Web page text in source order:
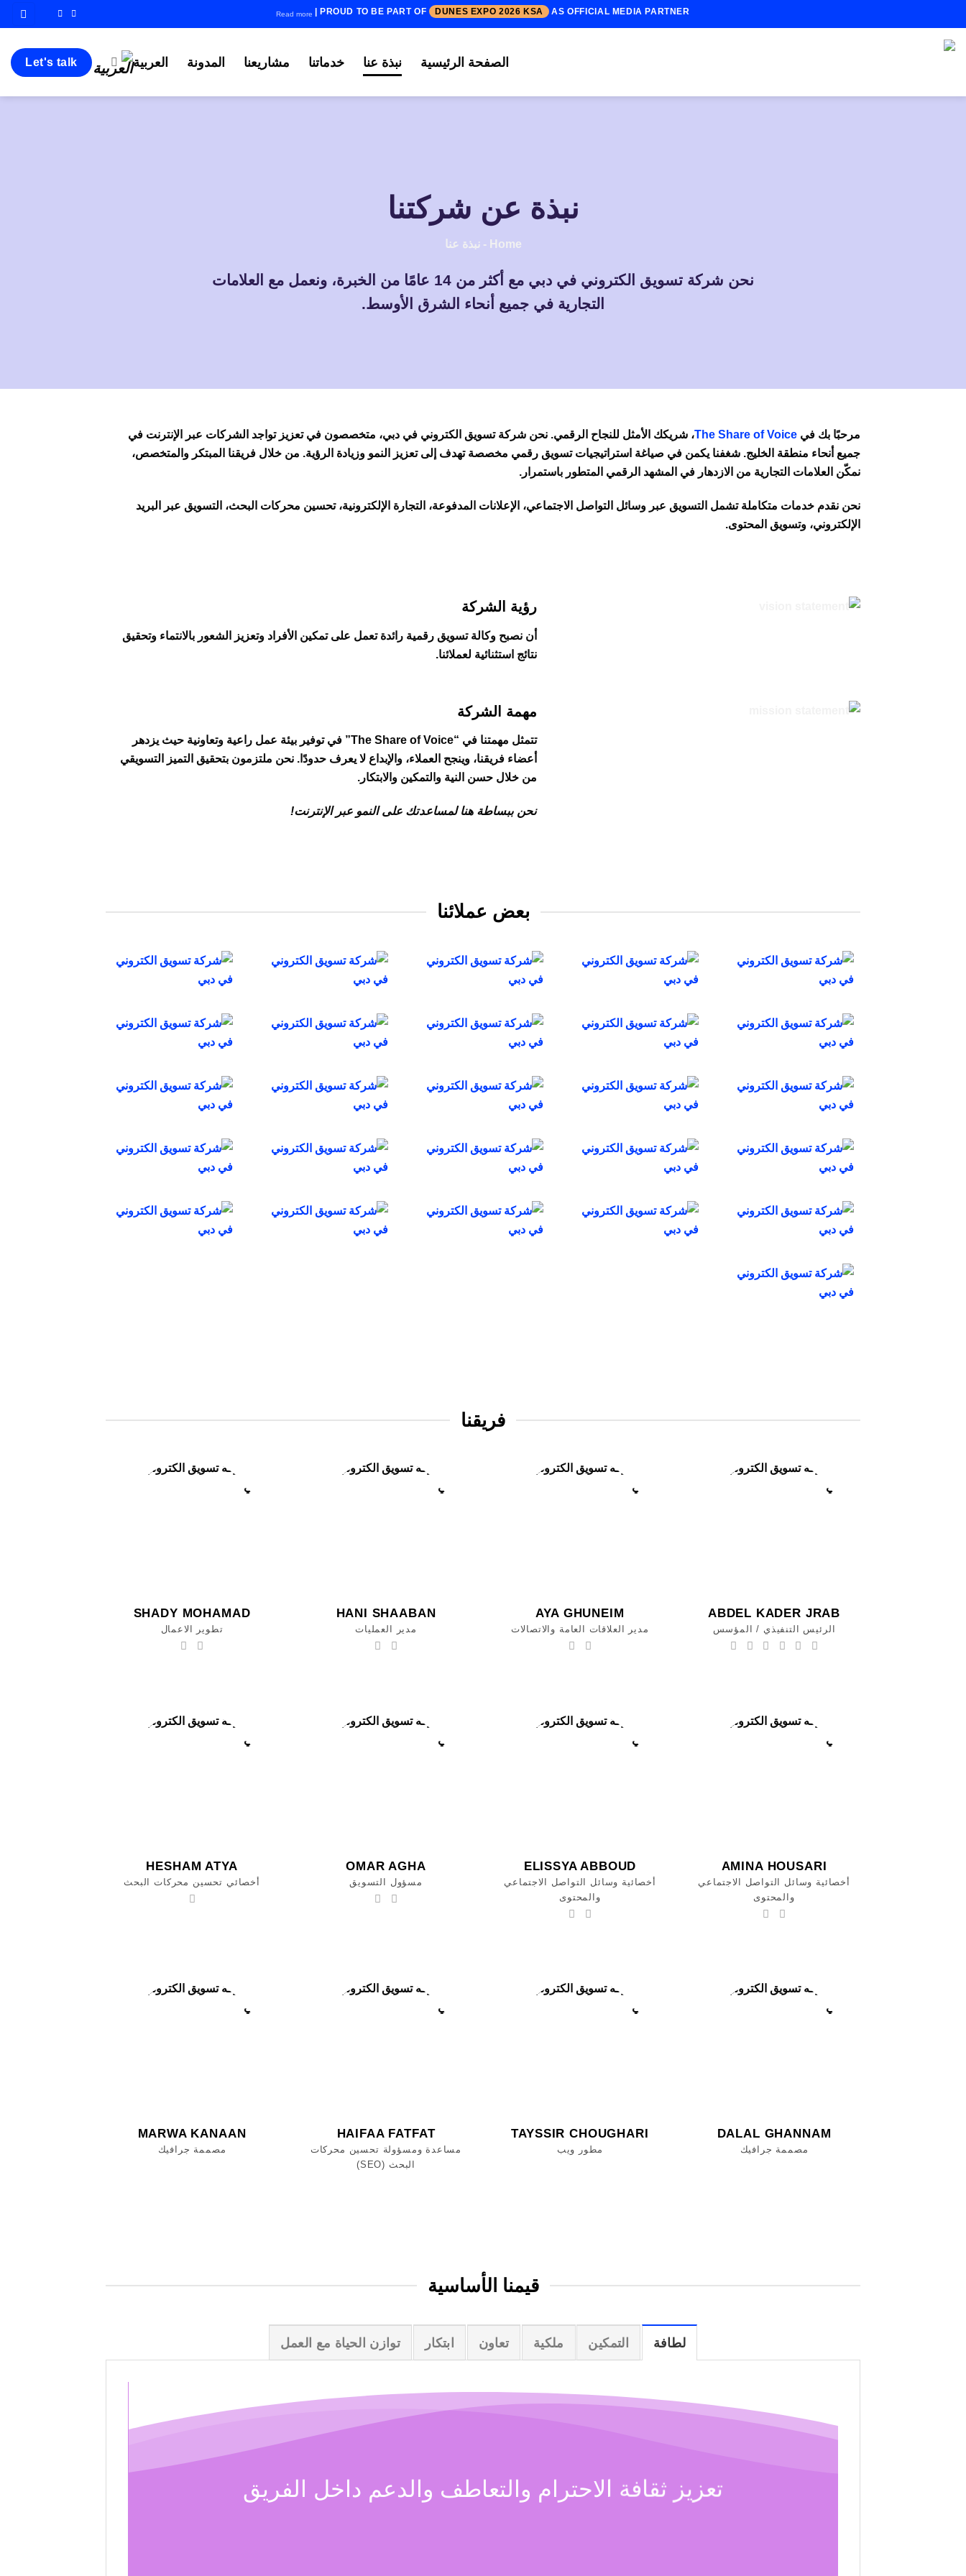
للمحتوى
PROUD TO BE PART OF DUNES EXPO 2026 KSA AS OFFICIAL MEDIA PARTNER
Read more
الصفحة الرئيسية نبذة عنا خدماتنا مشاريعنا المدونة العربية Let's talk
نبذة عن شركتنا
Home
- نبذة عنا
نحن شركة تسويق الكتروني في دبي
مع أكثر من 14 عامًا من الخبرة، ونعمل مع العلامات
التجارية في جميع أنحاء الشرق الأوسط.
مرحبًا بك في The Share of Voice، شريكك الأمثل للنجاح الرقمي. نحن شركة تسويق الكتروني في دبي، متخصصون في تعزيز تواجد الشركات عبر الإنترنت في
جميع أنحاء منطقة الخليج. شغفنا يكمن في صياغة استراتيجيات تسويق رقمي مخصصة تهدف إلى تعزيز النمو وزيادة الرؤية. من خلال فريقنا المبتكر والمتخصص،
نمكّن العلامات التجارية من الازدهار في المشهد الرقمي المتطور باستمرار.
نحن نقدم خدمات متكاملة تشمل التسويق عبر وسائل التواصل الاجتماعي، الإعلانات المدفوعة، التجارة الإلكترونية، تحسين محركات البحث، التسويق عبر البريد
الإلكتروني، وتسويق المحتوى.
رؤية الشركة
أن نصبح وكالة تسويق رقمية رائدة تعمل على تمكين الأفراد وتعزيز الشعور بالانتماء وتحقيق
نتائج استثنائية لعملائنا.
مهمة الشركة
تتمثل مهمتنا في “The Share of Voice” في توفير بيئة عمل راعية وتعاونية حيث يزدهر
أعضاء فريقنا، وينجح العملاء، والإبداع لا يعرف حدودًا. نحن ملتزمون بتحقيق التميز التسويقي
من خلال حسن النية والتمكين والابتكار.
نحن ببساطة هنا لمساعدتك على النمو عبر الإنترنت!
بعض عملائنا
فريقنا
ABDEL KADER JRAB
الرئيس التنفيذي / المؤسس
AYA GHUNEIM
مدير العلاقات العامة والاتصالات
HANI SHAABAN
مدير العمليات
SHADY MOHAMAD
تطوير الاعمال
AMINA HOUSARI
أخصائية وسائل التواصل الاجتماعي
والمحتوى
ELISSYA ABBOUD
أخصائية وسائل التواصل الاجتماعي
والمحتوى
OMAR AGHA
مسؤول التسويق
HESHAM ATYA
أخصائي تحسين محركات البحث
DALAL GHANNAM
مصممة جرافيك
TAYSSIR CHOUGHARI
مطور ويب
HAIFAA FATFAT
مساعدة ومسؤولة تحسين محركات
البحث (SEO)
MARWA KANAAN
مصممة جرافيك
قيمنا الأساسية
لطافة التمكين ملكية تعاون ابتكار توازن الحياة مع العمل
تعزيز ثقافة الاحترام والتعاطف والدعم داخل الفريق